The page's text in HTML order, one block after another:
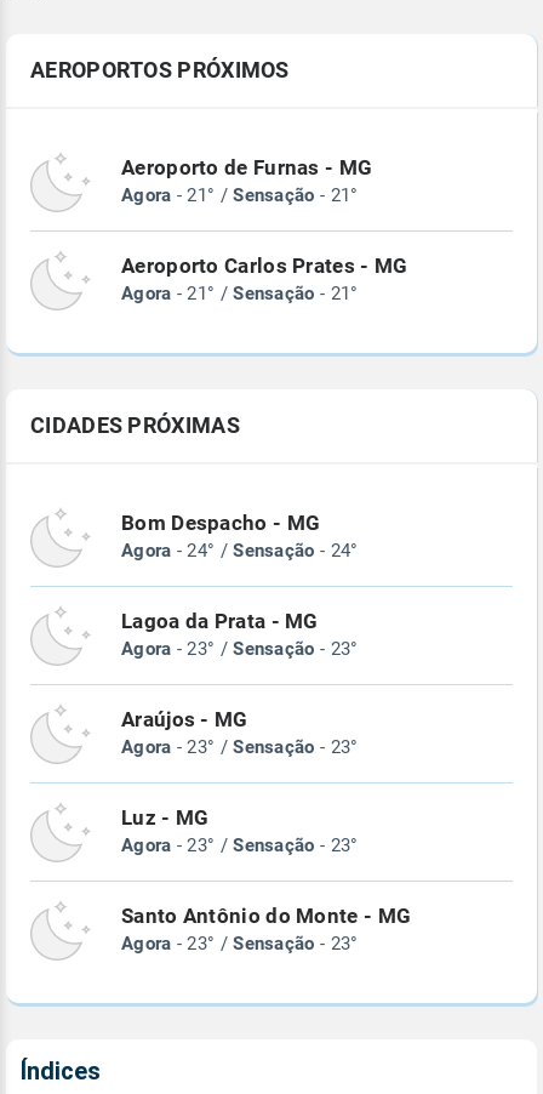
AEROPORTOS PRÓXIMOS
Aeroporto de Furnas - MG
Agora - 21° /Sensação - 21°
Aeroporto Carlos Prates - MG
Agora - 21° /Sensação - 21°
CIDADES PRÓXIMAS
Bom Despacho - MG
Agora - 24° /Sensação - 24°
Lagoa da Prata - MG
Agora - 23° /Sensação - 23°
Araújos - MG
Agora - 23° /Sensação - 23°
Luz - MG
Agora - 23° /Sensação - 23°
Santo Antônio do Monte - MG
Agora - 23° /Sensação - 23°
Índices